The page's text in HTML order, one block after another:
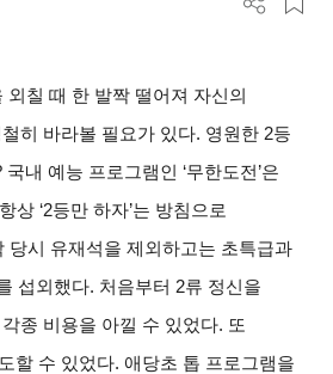
외칠 때 한 발짝 떨어져 자신의
히 바라볼 필요가 있다. 영원한 2등
내 예능 프로그램인 ‘무한도전’은
상 ‘2등만 하자’는 방침으로
당시 유재석을 제외하고는 초특급과
섭외했다. 처음부터 2류 정신을
종 비용을 아낄 수 있었다. 또
할 수 있었다. 애당초 톱 프로그램을